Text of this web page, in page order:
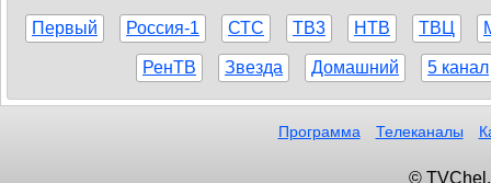
Первый Россия-1 СТС ТВ3 НТВ ТВЦ
РенТВ Звезда Домашний 5 канал
Программа Телеканалы
©